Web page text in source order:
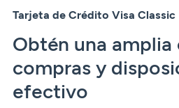
Depósitos
Financiación
Inversión
Depósitos
Financiación
Avales
Banca Partner
Inversión
Planes de pensiones
Ingeniería
Programa Más CBNK
Cuentas
Depósitos
Programa Más CBNK Farma
Cuentas
Oficinas
Tarjeta de Crédito Visa Classic
Obtén una
compras y
efectivo